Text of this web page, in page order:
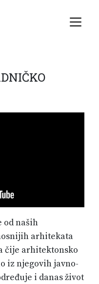
od naših
arhitekata
čije arhitektonsko
iz njegovih javno-
i danas život